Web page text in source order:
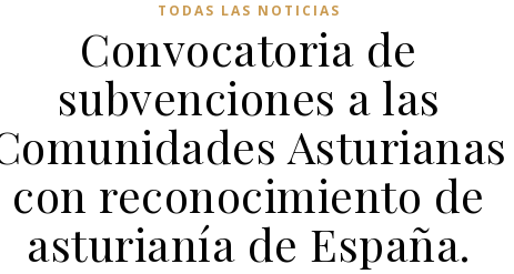
TODAS LAS NOTICIAS
Convocatoria de
subvenciones a las
Asturianas
con reconocimiento de
asturianía de España.